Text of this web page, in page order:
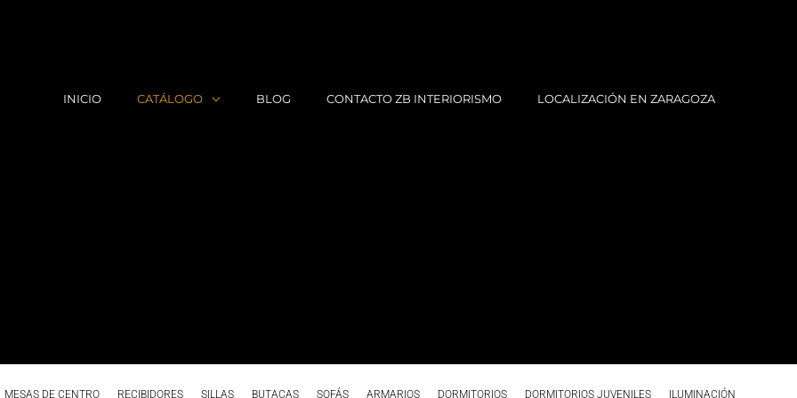
INICIO CATÁLOGO BLOG CONTACTO ZB INTERIORISMO LOCALIZACIÓN EN ZARAGOZA
MESAS DE CENTRO RECIBIDORES SILLAS BUTACAS SOFÁS ARMARIOS DORMITORIOS DORMITORIOS JUVENILES
ILUMINACIÓN